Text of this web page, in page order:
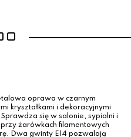
oprawa w czarnym
kryształkami i dekoracyjnymi
się w salonie, sypialni i
żarówkach filamentowych
Dwa gwinty E14 pozwalają